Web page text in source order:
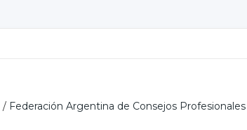
/ Federación Argentina de Consejos